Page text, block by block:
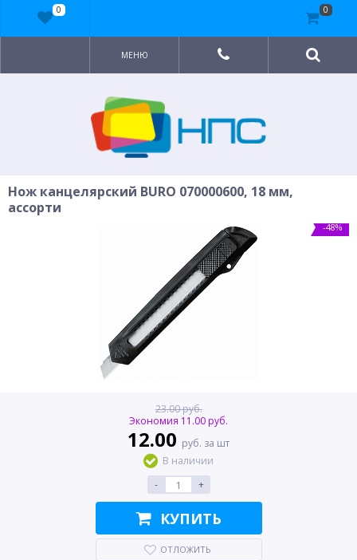
МЕНЮ
Нож канцелярский BURO 070000600, 18 мм,
ассорти
-48%
23.00 руб.
Экономия 11.00 руб.
12.00 руб. за шт
В наличии
-
+
КУПИТЬ
ОТЛОЖИТЬ
0 0